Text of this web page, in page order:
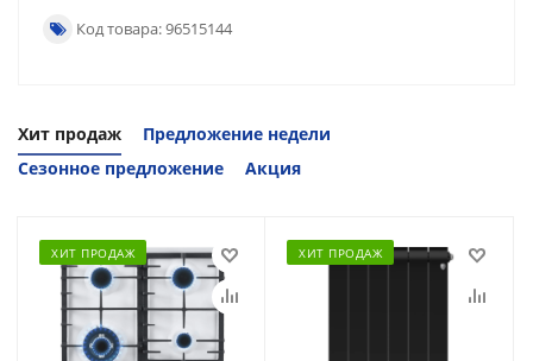
Код товара: 96515144
Хит продаж
Предложение недели
Сезонное предложение
Акция
ХИТ ПРОДАЖ ХИТ ПРОДАЖ